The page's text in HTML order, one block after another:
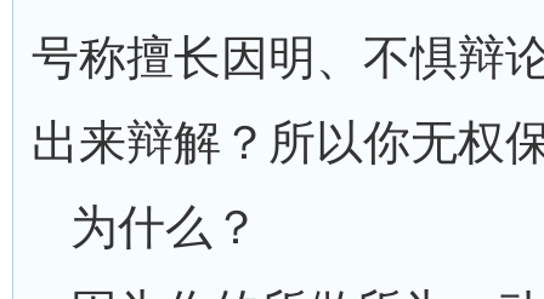
号称擅长因明、不惧辩
出来辩解？所以你无权
为什么？